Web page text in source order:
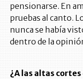
pensionarse. En
pruebas al canto.
nunca se había
dentro de la
¿A las altas